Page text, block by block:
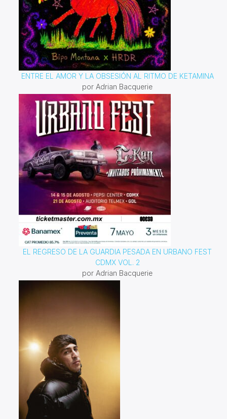
ENTRE EL AMOR Y LA OBSESIÓN AL RITMO DE KETAMINA
por Adrian Bacquerie
EL REGRESO DE LA GUARDIA PESADA EN URBANO FEST
CDMX VOL. 2
por Adrian Bacquerie